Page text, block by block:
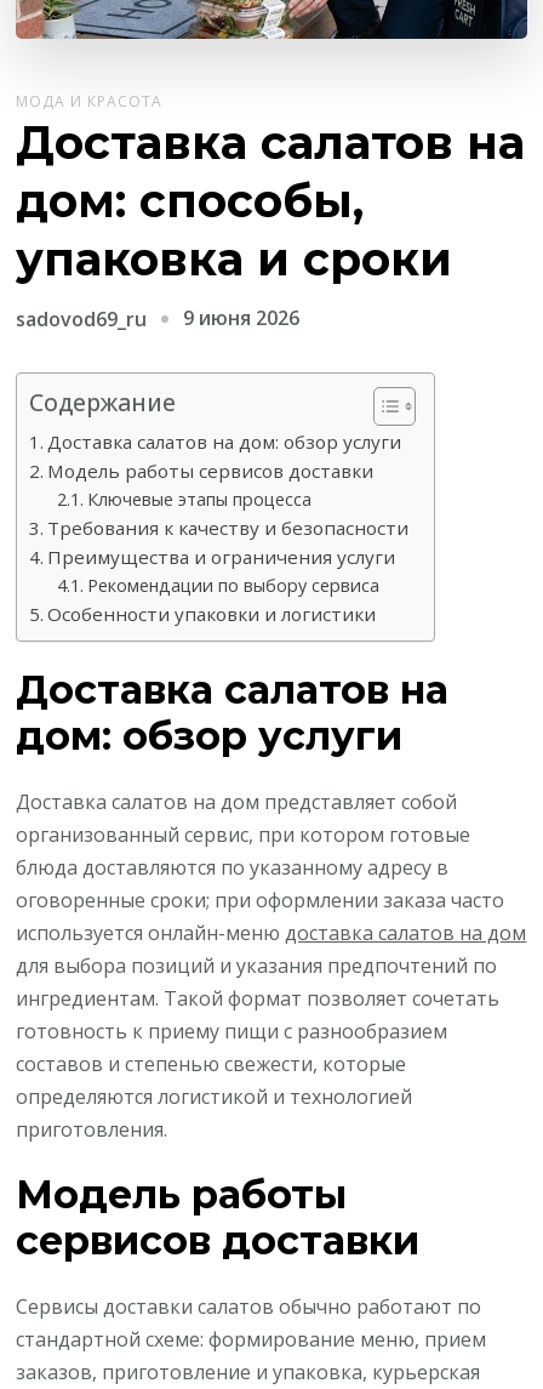
МОДА И КРАСОТА
Доставка салатов на
дом: способы,
упаковка и сроки
sadovod69_ru 9 июня 2026
Содержание
Доставка салатов на дом: обзор услуги
Модель работы сервисов доставки
Ключевые этапы процесса
Требования к качеству и безопасности
Преимущества и ограничения услуги
Рекомендации по выбору сервиса
Особенности упаковки и логистики
Доставка салатов на
дом: обзор услуги
Доставка салатов на дом представляет собой
организованный сервис, при котором готовые
блюда доставляются по указанному адресу в
оговоренные сроки; при оформлении заказа часто
используется онлайн-менюдоставка салатов на дом
для выбора позиций и указания предпочтений по
ингредиентам. Такой формат позволяет сочетать
готовность к приему пищи с разнообразием
составов и степенью свежести, которые
определяются логистикой и технологией
приготовления.
Модель работы
сервисов доставки
Сервисы доставки салатов обычно работают по
стандартной схеме: формирование меню, прием
заказов, приготовление и упаковка, курьерская